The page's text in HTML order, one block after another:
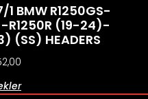
1 BMW R1250GS-
R1250R (19-24)-
(SS) HEADERS